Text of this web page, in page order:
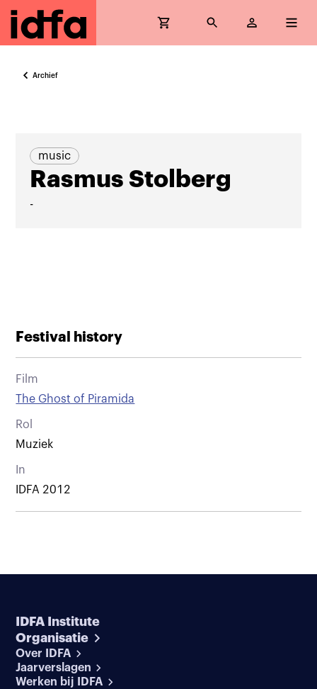
Archief
music
Rasmus Stolberg
-
Festival history
Film
The Ghost of Piramida
Rol
Muziek
In
IDFA 2012
IDFA Institute
Organisatie
Over IDFA
Jaarverslagen
Werken bij IDFA